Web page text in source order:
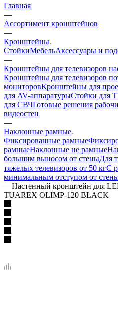
Главная
—
Ассортимент кронштейнов
—
Кронштейны
СтойкиМебельАксессуары и
—
Кронштейны для телевизоров
Кронштейны для телевизоров
мониторовКронштейны для
для AV-аппаратурыСтойки для
для СВЧГотовые решения
видеостен
—
Наклонные рамные
Фиксированные рамные
рамныеНаклонные не рамные
большим выносом от стеныДля
тяжелых телевизоров от 50 кгС
минимальным отступом от
—Настенный кронштейн для
TUAREX OLIMP-120 BLACK